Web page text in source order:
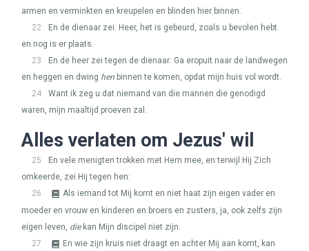
armen en verminkten en kreupelen en blinden hier binnen.
22
En de dienaar zei: Heer, het is gebeurd, zoals u bevolen hebt
en nog is er plaats.
23
En de heer zei tegen de dienaar: Ga eropuit naar de landwegen
en heggen en dwing hen binnen te komen, opdat mijn huis vol wordt.
24
Want ik zeg u dat niemand van die mannen die genodigd
waren, mijn maaltijd proeven zal.
Alles verlaten om Jezus' wil
25
En vele menigten trokken met Hem mee, en terwijl Hij Zich
omkeerde, zei Hij tegen hen:
26
Als iemand tot Mij komt en niet haat zijn eigen vader en
moeder en vrouw en kinderen en broers en zusters, ja, ook zelfs zijn
eigen leven, diekan Mijn discipel niet zijn.
27
En wie zijn kruis niet draagt en achter Mij aan komt, kan